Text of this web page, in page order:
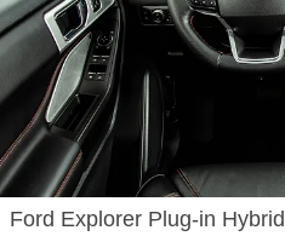
Ford Explorer Plug-in Hybrid